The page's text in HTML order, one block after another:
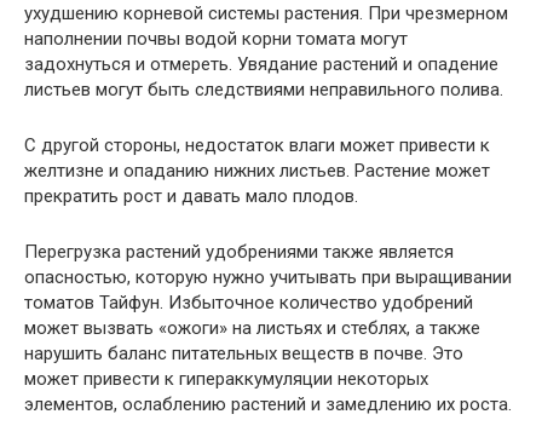
ухудшению корневой системы растения. При чрезмерном
наполнении почвы водой корни томата могут
задохнуться и отмереть. Увядание растений и опадение
листьев могут быть следствиями неправильного полива.
С другой стороны, недостаток влаги может привести к
желтизне и опаданию нижних листьев. Растение может
прекратить рост и давать мало плодов.
Перегрузка растений удобрениями также является
опасностью, которую нужно учитывать при выращивании
томатов Тайфун. Избыточное количество удобрений
может вызвать «ожоги» на листьях и стеблях, а также
нарушить баланс питательных веществ в почве. Это
может привести к гипераккумуляции некоторых
элементов, ослаблению растений и замедлению их роста.